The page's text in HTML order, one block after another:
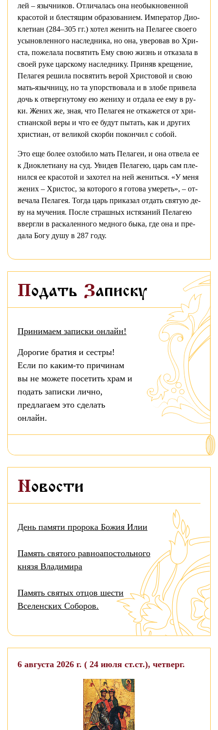
лей – языч­ни­ков. От­ли­ча­лась она необык­но­вен­ной
кра­со­той и бле­стя­щим об­ра­зо­ва­ни­ем. Им­пе­ра­тор Дио­
клети­ан (284–305 гг.) хо­тел же­нить на Пе­ла­гее сво­е­го
усы­нов­лен­но­го на­след­ни­ка, но она, уве­ро­вав во Хри­
ста, по­же­ла­ла по­свя­тить Ему свою жизнь и от­ка­за­ла в
сво­ей ру­ке цар­ско­му на­след­ни­ку. При­няв кре­ще­ние,
Пе­ла­гея ре­ши­ла по­свя­тить ве­рой Хри­сто­вой и свою
мать-языч­ни­цу, но та упор­ство­ва­ла и в зло­бе при­ве­ла
дочь к от­верг­ну­то­му ею же­ни­ху и от­да­ла ее ему в ру­
ки. Же­них же, зная, что Пе­ла­гея не от­ка­жет­ся от хри­
сти­ан­ской ве­ры и что ее бу­дут пы­тать, как и дру­гих
хри­сти­ан, от ве­ли­кой скор­би по­кон­чил с со­бой.
Это еще бо­лее озло­би­ло мать Пе­ла­геи, и она от­ве­ла ее
к Дио­клети­а­ну на суд. Уви­дев Пе­ла­гею, царь сам пле­
нил­ся ее кра­со­той и за­хо­тел на ней же­нить­ся. «У ме­ня
же­них – Хри­стос, за ко­то­ро­го я го­то­ва уме­реть», – от­
ве­ча­ла Пе­ла­гея. То­гда царь при­ка­зал от­дать свя­тую де­
ву на му­че­ния. По­сле страш­ных ис­тя­за­ний Пе­ла­гею
вверг­ли в рас­ка­лен­но­го мед­но­го бы­ка, где она и пре­
да­ла Бо­гу ду­шу в 287 го­ду.
Подать Записку
Принимаем записки онлайн!
Дорогие братия и сестры!
Если по каким-то причинам
вы не можете посетить храм и
подать записки лично,
предлагаем это сделать
онлайн.
Новости
День памяти пророка Божия Илии
Память святого равноапостольного
князя Владимира
Память святых отцов шести
Вселенских Соборов.
6 августа 2026 г. ( 24 июля ст.ст.), четверг.